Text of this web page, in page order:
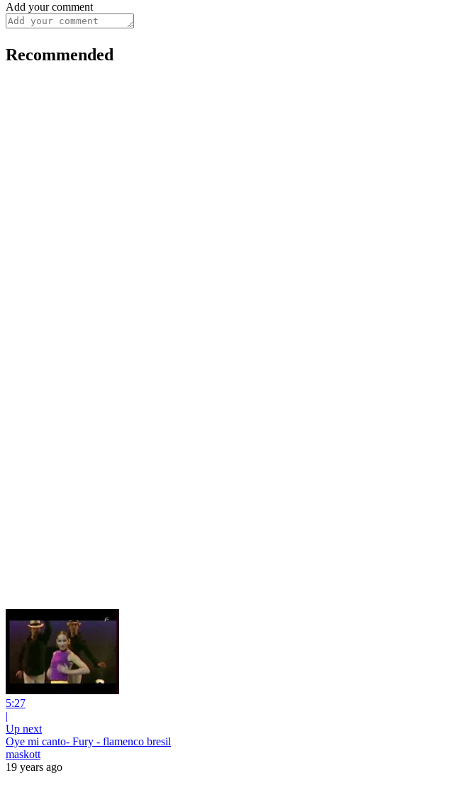
Add your comment
Recommended
5:27
|
Up next
Oye mi canto- Fury - flamenco bresil
maskott
19 years ago